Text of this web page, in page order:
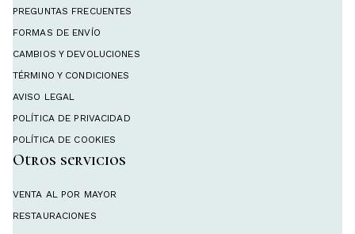
PREGUNTAS FRECUENTES
FORMAS DE ENVÍO
CAMBIOS Y DEVOLUCIONES
TÉRMINO Y CONDICIONES
AVISO LEGAL
POLÍTICA DE PRIVACIDAD
POLÍTICA DE COOKIES
Otros servicios
VENTA AL POR MAYOR
RESTAURACIONES